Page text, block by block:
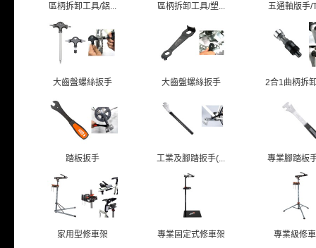
區柄拆卸工具/鋁... 區柄拆卸工具/塑... 五通軸版手/
大齒盤螺絲扳手 大齒盤螺絲扳手 2合1曲柄拆
踏板扳手 工業及腳踏扳手(... 專業腳踏板
家用型修車架 專業固定式修車架 專業級修